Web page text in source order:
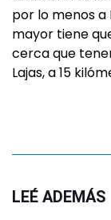
por lo menos a
mayor tiene
cerca que
Lajas, a 15
LEÉ ADEMÁS